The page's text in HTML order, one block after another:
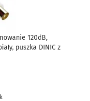
120dB,
puszka DINIC z